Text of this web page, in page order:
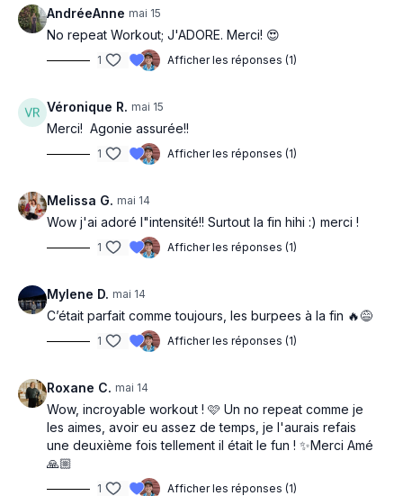
Push up triceps
30 off
Chest press and hold alterne
Overhead triceps extension
Finisher: 30/10off 3x
Burpees progressif
AndréeAnne mai 15
No repeat Workout; J'ADORE. Merci! 😍
1 Afficher les réponses (1)
Véronique R. mai 15
Merci! Agonie assurée!!
1 Afficher les réponses (1)
Melissa G. mai 14
Wow j'ai adoré l"intensité!! Surtout la fin hihi :) merci !
1 Afficher les réponses (1)
Mylene D. mai 14
C’était parfait comme toujours, les burpees à la fin 🔥😅
1 Afficher les réponses (1)
Roxane C. mai 14
Wow, incroyable workout ! 🩷 Un no repeat comme je
les aimes, avoir eu assez de temps, je l'aurais refais
une deuxième fois tellement il était le fun ! ✨Merci Amé
🙏🏼
1 Afficher les réponses (1)